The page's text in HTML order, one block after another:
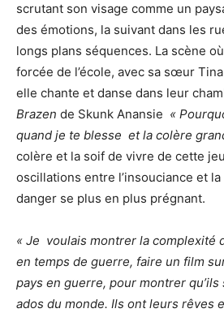
scrutant son visage comme un
des émotions, la suivant dans les
longs plans séquences. La scène
forcée de l’école, avec sa sœur
elle chante et danse dans leur
Brazen de Skunk Anansie «
quand je te blesse et la colère
colère et la soif de vivre de cette
oscillations entre l’insouciance et
danger se plus en plus prégnant.
« Je voulais montrer la complexité
en temps de guerre, faire un film
pays en guerre, pour montrer
ados du monde. Ils ont leurs rêves